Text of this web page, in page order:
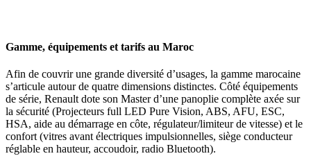
Gamme, équipements et tarifs au Maroc
Afin de couvrir une grande diversité d’usages, la gamme marocaine
s’articule autour de quatre dimensions distinctes. Côté équipements
de série, Renault dote son Master d’une panoplie complète axée sur
la sécurité (Projecteurs full LED Pure Vision, ABS, AFU, ESC,
HSA, aide au démarrage en côte, régulateur/limiteur de vitesse) et le
confort (vitres avant électriques impulsionnelles, siège conducteur
réglable en hauteur, accoudoir, radio Bluetooth).